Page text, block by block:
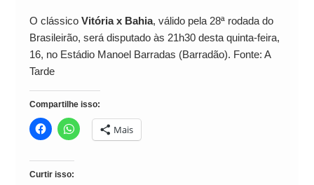
O clássico Vitória x Bahia, válido pela 28ª rodada do
Brasileirão, será disputado às 21h30 desta quinta-feira,
16, no Estádio Manoel Barradas (Barradão). Fonte: A
Tarde
Compartilhe isso:
Mais
Curtir isso: